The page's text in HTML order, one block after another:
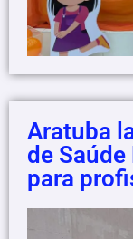
Aratuba
de
para